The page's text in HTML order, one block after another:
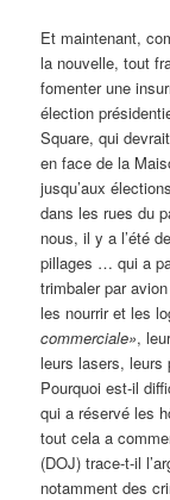
Et maintenant,
la nouvelle, tout
fomenter une
élection
Square, qui
en face de la
jusqu’aux
dans les rues du
nous, il y a l’été
pillages … qui a
trimbaler par
les nourrir et les
commerciale»,
leurs lasers, leurs
Pourquoi est-il
qui a réservé les
tout cela a
(DOJ) trace-t-il
notamment des